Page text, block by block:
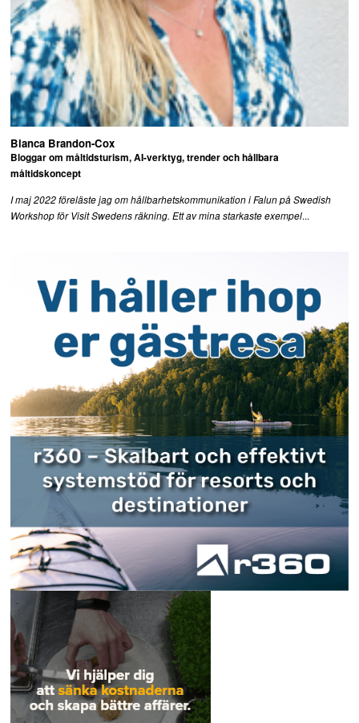
Bianca Brandon-Cox
Bloggar om måltidsturism, AI-verktyg, trender och hållbara
måltidskoncept
I maj 2022 föreläste jag om hållbarhetskommunikation i Falun på Swedish
Workshop för Visit Swedens räkning. Ett av mina starkaste exempel...